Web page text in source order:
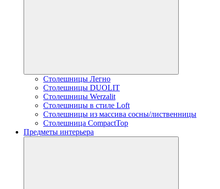
Столешницы Легно
Столешницы DUOLIT
Столешницы Werzalit
Столешницы в стиле Loft
Столешницы из массива сосны/лиственницы
Столешница CompactTop
Предметы интерьера